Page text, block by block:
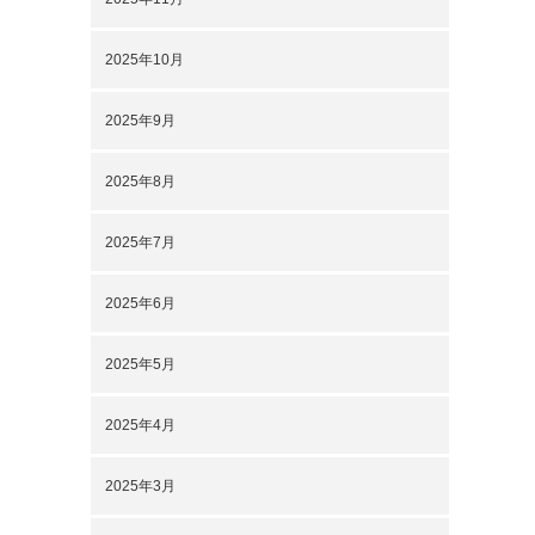
2025年10月
2025年9月
2025年8月
2025年7月
2025年6月
2025年5月
2025年4月
2025年3月